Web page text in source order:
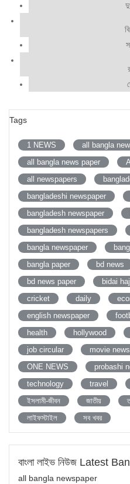
Tags
1 NEWS
all bangla
all bangla news paper
all newspapers
bangladeshi newspaper
bangladesh newspaper
bangladesh newspapers
bangla newspaper
bangla paper
bd news
bd news paper
bidai
cricket
daily
english newspaper
health
hollywood
job circular
movie news
ONE NEWS
probashi
technology
travel
ইসলামী-জীবন
জাতীয়
লাইফস্টাইল
সব খবর
বাংলা লাইভ নিউজ Latest
all bangla newspaper